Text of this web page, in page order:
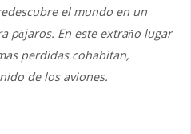
el mundo en un
pájaros. En este extraño lugar
perdidas cohabitan,
de los aviones.